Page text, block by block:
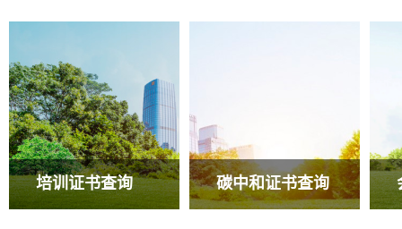
培训证书查询 碳中和证书查询